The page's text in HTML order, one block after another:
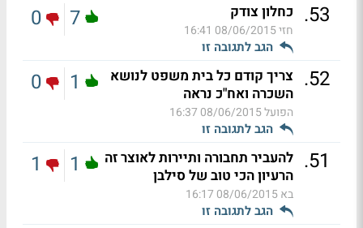
53
. כחלון צודק
חזי08/06/2015 16:41
הגב לתגובה זו
7
0
52
. צריך קודם כל בית משפט לנושא
השכרה ואח"כ נראה
הפועל08/06/2015 16:37
הגב לתגובה זו
1
0
51
. להעביר תחבורה ותיירות לאוצר זה
הרעיון הכי טוב של סילבן
בא08/06/2015 16:17
הגב לתגובה זו
1
1